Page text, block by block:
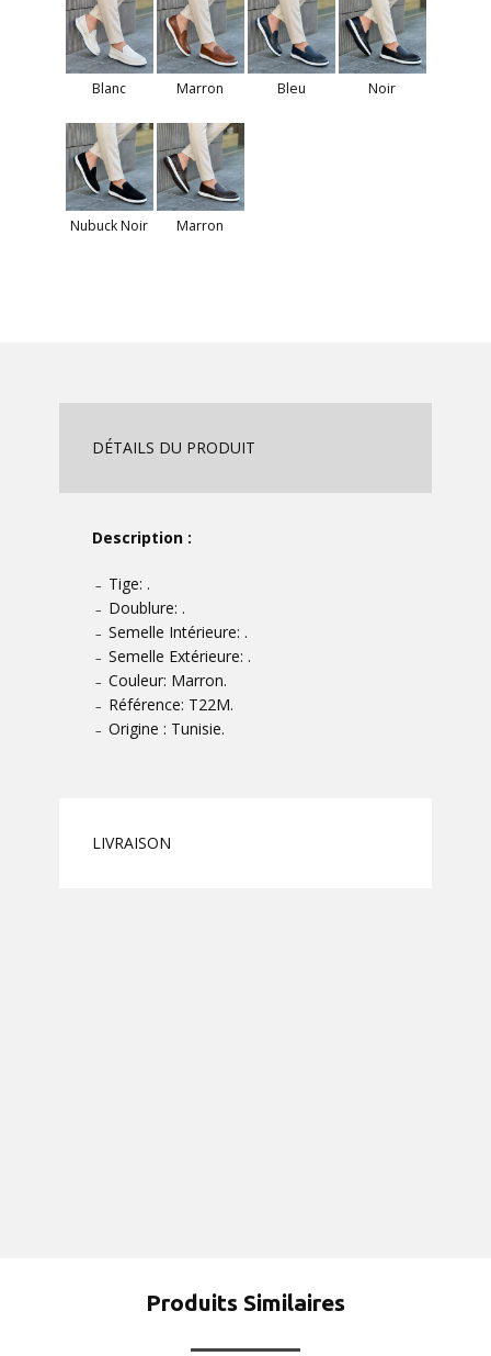
Blanc Marron Bleu Noir
Nubuck Noir Marron
DÉTAILS DU PRODUIT
Description :
– Tige: .
– Doublure: .
– Semelle Intérieure: .
– Semelle Extérieure: .
– Couleur: Marron.
– Référence: T22M.
– Origine : Tunisie.
LIVRAISON
Produits Similaires